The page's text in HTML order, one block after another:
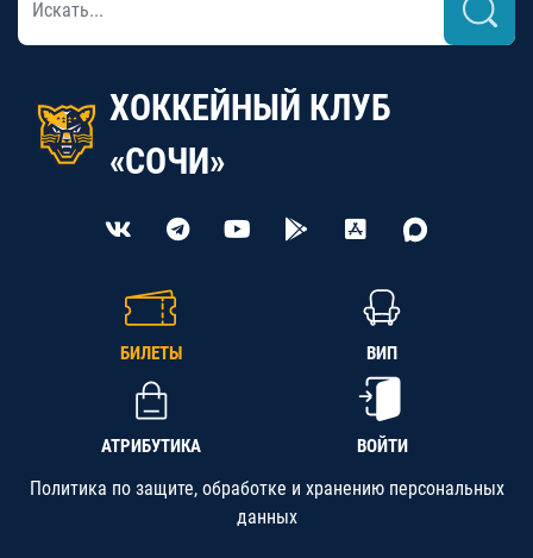
ХОККЕЙНЫЙ КЛУБ
«СОЧИ»
БИЛЕТЫ ВИП
АТРИБУТИКА ВОЙТИ
Политика по защите, обработке и хранению персональных
данных